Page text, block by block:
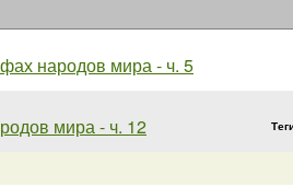
народов мира - ч. 5
мира - ч. 12